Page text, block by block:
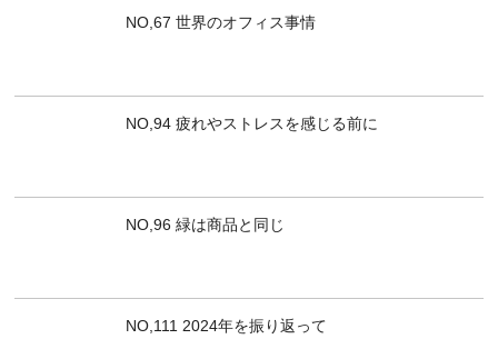
NO,67 世界のオフィス事情
NO,94 疲れやストレスを感じる前に
NO,96 緑は商品と同じ
NO,111 2024年を振り返って